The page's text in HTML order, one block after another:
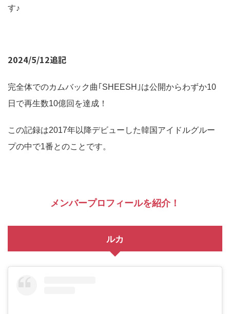
す♪
2024/5/12追記
完全体でのカムバック曲｢SHEESH｣は公開からわずか10
日で再生数10億回を達成！
この記録は2017年以降デビューした韓国アイドルグルー
プの中で1番とのことです。
メンバープロフィールを紹介！
ルカ